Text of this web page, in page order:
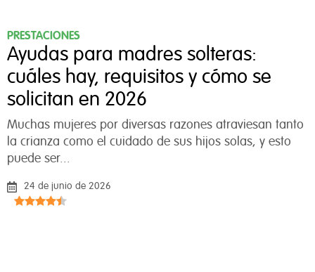
PRESTACIONES
Ayudas para madres solteras:
cuáles hay, requisitos y cómo se
solicitan en 2026
Muchas mujeres por diversas razones atraviesan tanto
la crianza como el cuidado de sus hijos solas, y esto
puede ser...
24 de junio de 2026